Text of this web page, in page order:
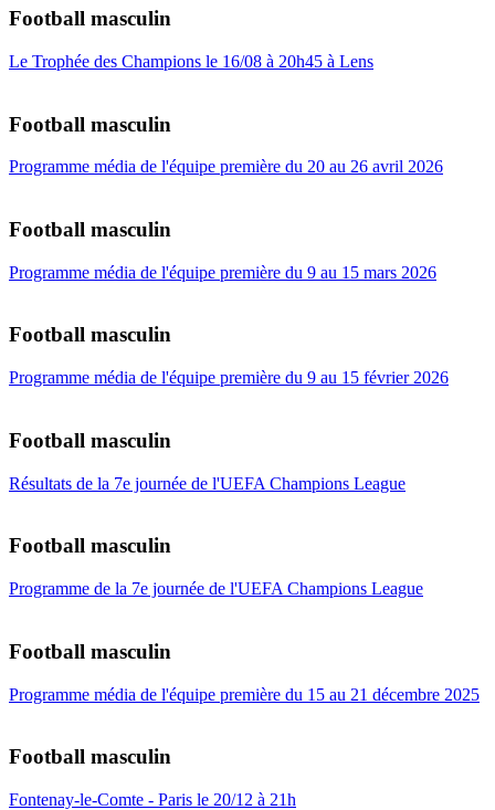
Football masculin
Le Trophée des Champions le 16/08 à 20h45 à Lens
Football masculin
Programme média de l'équipe première du 20 au 26 avril 2026
Football masculin
Programme média de l'équipe première du 9 au 15 mars 2026
Football masculin
Programme média de l'équipe première du 9 au 15 février 2026
Football masculin
Résultats de la 7e journée de l'UEFA Champions League
Football masculin
Programme de la 7e journée de l'UEFA Champions League
Football masculin
Programme média de l'équipe première du 15 au 21 décembre 2025
Football masculin
Fontenay-le-Comte - Paris le 20/12 à 21h